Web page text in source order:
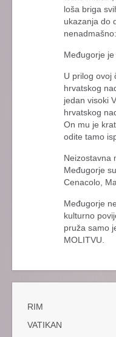
loša briga
ukazanja do
nenadmašno:
Međugorje je
U prilog ovoj
hrvatskog
jedan visoki
hrvatskog
On mu je
odite tamo
Neizostavna
Međugorje
Cenacolo,
Međugorje
kulturno
pruža samo
MOLITVU.
RIM
VATIKAN